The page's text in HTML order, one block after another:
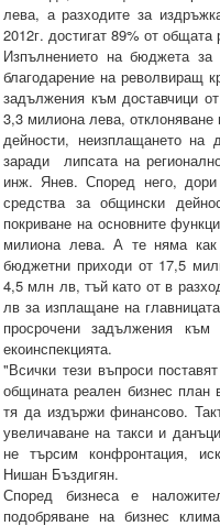
лева, а разходите за
2012г. достигат 89% от общата
Изпълнението на бюджета
благодарение на револвиращ
задължения към доставчици
3,3 милиона лева,
дейности, неизплащането на
заради липсата на
инж. Янев. Според него,
средства за общински
покриване на основните
милиона лева. А те няма как
бюджетни приходи от 17,5
4,5 млн лв, тъй като от в
лв за изплащане на
просрочени задължения
екоинспекцията.
"Всички тези въпроси
общината реален бизнес план
тя да издържи финансово.
увеличаване на такси и
не търсим конфронтация,
Нишан Бъздигян.
Според бизнеса е
подобряване на бизнес